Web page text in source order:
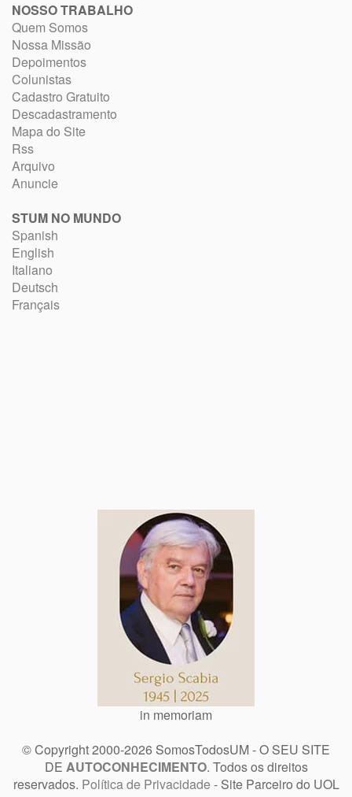
NOSSO TRABALHO
Quem Somos
Nossa Missão
Depoimentos
Colunistas
Cadastro Gratuito
Descadastramento
Mapa do Site
Rss
Arquivo
Anuncie
STUM NO MUNDO
Spanish
English
Italiano
Deutsch
Français
in memoriam
© Copyright 2000-2026 SomosTodosUM - O SEU SITE
DE AUTOCONHECIMENTO. Todos os direitos
reservados. Política de Privacidade - Site Parceiro do UOL